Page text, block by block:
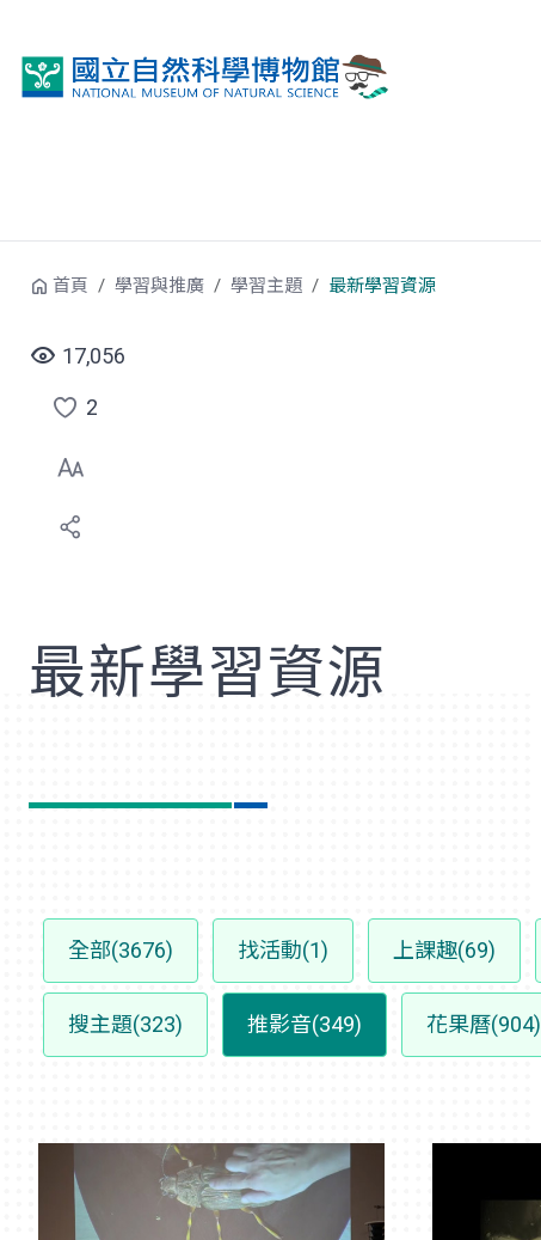
首頁 學習與推廣 學習主題 最新學習資源
17,056
點
選
喜
2
最新學習資源
全部(3676) 找活動(1) 上課趣(69)
搜主題(323) 推影音(349) 花果曆(904)